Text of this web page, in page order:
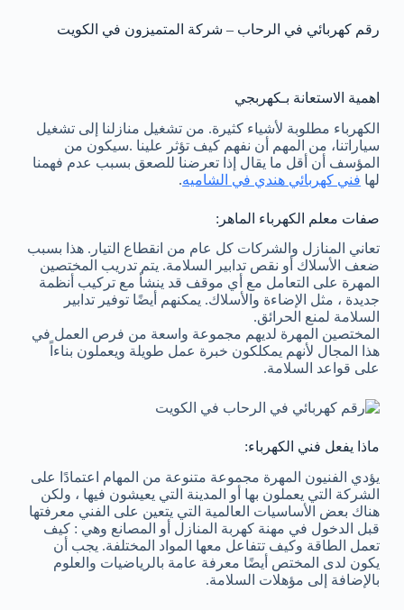
رقم كهربائي في الرحاب – شركة المتميزون في الكويت
اهمية الاستعانة بـكهربجي
الكهرباء مطلوبة لأشياء كثيرة. من تشغيل منازلنا إلى تشغيل
سياراتنا، من المهم أن نفهم كيف تؤثر علينا .سيكون من
المؤسف أن أقل ما يقال إذا تعرضنا للصعق بسبب عدم فهمنا
لها فني كهربائي هندي في الشاميه.
صفات معلم الكهرباء الماهر:
تعاني المنازل والشركات كل عام من انقطاع التيار. هذا بسبب
ضعف الأسلاك أو نقص تدابير السلامة. يتم تدريب المختصين
المهرة على التعامل مع أي موقف قد ينشأ مع تركيب أنظمة
جديدة ، مثل الإضاءة والأسلاك. يمكنهم أيضًا توفير تدابير
السلامة لمنع الحرائق.
المختصين المهرة لديهم مجموعة واسعة من فرص العمل في
هذا المجال لأنهم يمكلكون خبرة عمل طويلة ويعملون بناءاً
على قواعد السلامة.
ماذا يفعل فني الكهرباء:
يؤدي الفنيون المهرة مجموعة متنوعة من المهام اعتمادًا على
الشركة التي يعملون بها أو المدينة التي يعيشون فيها ، ولكن
هناك بعض الأساسيات العالمية التي يتعين على الفني معرفتها
قبل الدخول في مهنة كهربة المنازل أو المصانع وهي : كيف
تعمل الطاقة وكيف تتفاعل معها المواد المختلفة. يجب أن
يكون لدى المختص أيضًا معرفة عامة بالرياضيات والعلوم
بالإضافة إلى مؤهلات السلامة.